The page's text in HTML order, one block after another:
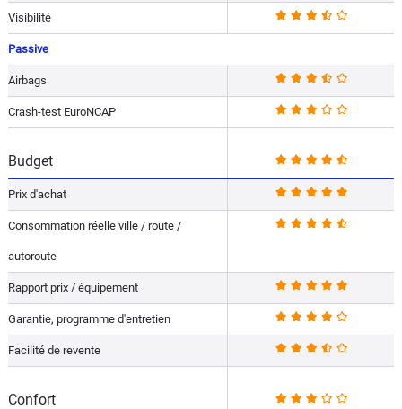
Visibilité
Passive
Airbags
Crash-test EuroNCAP
Budget
Prix d'achat
Consommation réelle ville / route /
autoroute
Rapport prix / équipement
Garantie, programme d'entretien
Facilité de revente
Confort